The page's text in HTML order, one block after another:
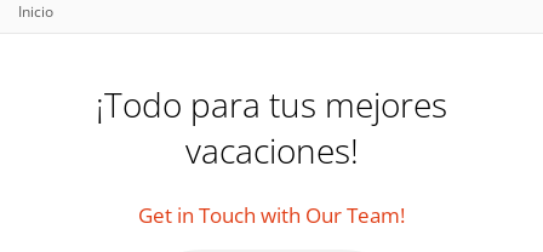
Inicio
¡Todo para tus mejores
vacaciones!
Get in Touch with Our Team!